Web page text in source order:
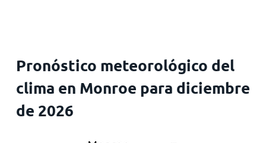
Pronóstico meteorológico del
clima en Monroe para diciembre
de 2026